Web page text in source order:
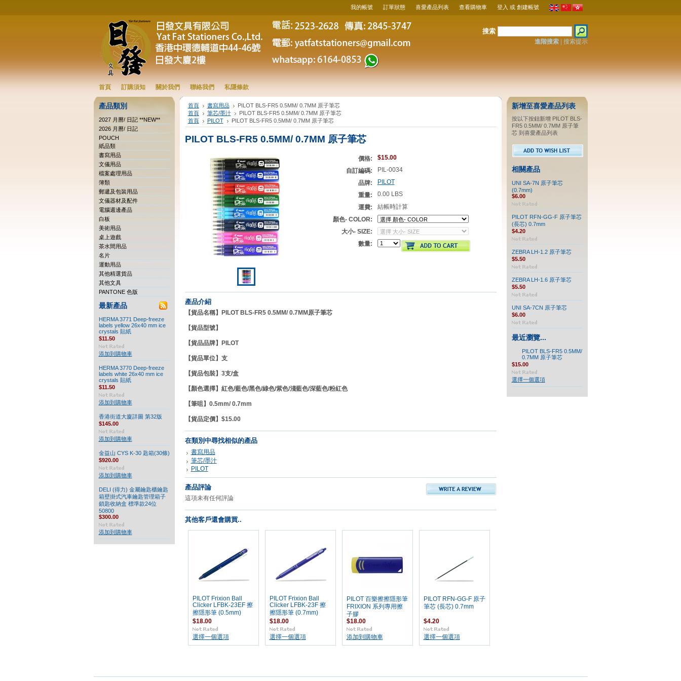
我的帳號 訂單狀態 喜愛產品列表 查看購物車 登入 或 創建帳號
搜索
進階搜索| 搜索提示
首頁 訂購須知 關於我們 聯絡我們 私隱條款
產品類別
2027 月曆/ 日記 **NEW**
2026 月曆/ 日記
POUCH
紙品類
書寫用品
文儀用品
檔案處理用品
簿類
郵遞及包裝用品
文儀器材及配件
電腦週邊產品
白板
美術用品
桌上遊戲
茶水間用品
名片
運動用品
其他精選貨品
其他文具
PANTONE 色版
最新產品
HERMA 3771 Deep-freeze
labels yellow 26x40 mm ice
crystals 貼紙
$11.50
添加到購物車
HERMA 3770 Deep-freeze
labels white 26x40 mm ice
crystals 貼紙
$11.50
添加到購物車
香港街道大廈詳圖 第32版
$145.00
添加到購物車
金益山 CYS K-30 匙箱(30條)
$920.00
添加到購物車
DELI (得力) 金屬鑰匙櫃鑰匙
箱壁掛式汽車鑰匙管理箱子
鎖匙收納盒 標準款24位
50800
$300.00
添加到購物車
首頁 書寫用品
PILOT BLS-FR5 0.5MM/ 0.7MM 原子筆芯
首頁
筆芯/墨汁
PILOT BLS-FR5 0.5MM/ 0.7MM 原子筆芯
首頁
PILOT PILOT BLS-FR5 0.5MM/ 0.7MM 原子筆芯
PILOT BLS-FR5 0.5MM/ 0.7MM 原子筆芯
價格:
$15.00
自訂編碼:
PIL-0034
品牌:
PILOT
重量:
0.00 LBS
運費:
結帳時計算
顏色- COLOR:
大小- SIZE:
數量:
產品介紹
【貨品名稱】PILOT BLS-FR5 0.5MM/ 0.7MM原子筆芯
【貨品型號】
【貨品品牌】PILOT
【貨品單位】支
【貨品包裝】3支/盒
【顏色選擇】紅色/藍色/黑色/綠色/紫色/淺藍色/深藍色/粉紅色
【筆咀】0.5mm/ 0.7mm
【貨品定價】$15.00
在類別中尋找相似的產品
書寫用品
筆芯/墨汁
PILOT
產品評論
這項未有任何評論
其他客戶還會購買..
PILOT Frixion Ball
Clicker LFBK-23EF 擦
擦隱形筆 (0.5mm)
$18.00
選擇一個選項
PILOT Frixion Ball
Clicker LFBK-23F 擦
擦隱形筆 (0.7mm)
$18.00
選擇一個選項
PILOT 百樂擦擦隱形筆
FRIXION 系列專用擦
子膠
$18.00
添加到購物車
PILOT RFN-GG-F 原子
筆芯 (長芯) 0.7mm
$4.20
選擇一個選項
新增至喜愛產品列表
按以下按鈕新增 PILOT BLS-
FR5 0.5MM/ 0.7MM 原子筆
芯 到喜愛產品列表
相關產品
UNI SA-7N 原子筆芯
(0.7mm)
$6.00
PILOT RFN-GG-F 原子筆芯
(長芯) 0.7mm
$4.20
ZEBRA LH-1.2 原子筆芯
$5.50
ZEBRA LH-1.6 原子筆芯
$5.50
UNI SA-7CN 原子筆芯
$6.00
最近瀏覽...
PILOT BLS-FR5 0.5MM/
0.7MM 原子筆芯
$15.00
選擇一個選項